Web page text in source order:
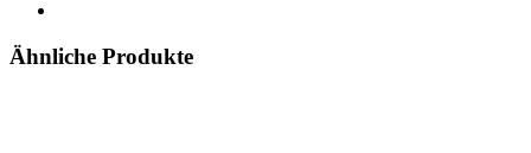
Ähnliche Produkte